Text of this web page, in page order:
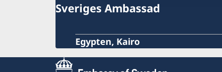
Sveriges Ambassad
Egypten, Kairo